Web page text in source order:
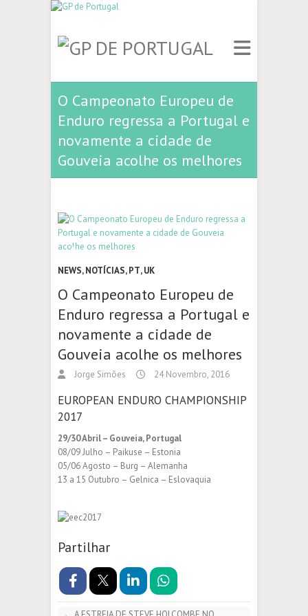
O Campeonato Europeu de
Enduro regressa a Portugal e
novamente a cidade de
Gouveia acolhe os melhores
NEWS,NOTÍCIAS,PT,UK
O Campeonato Europeu de
Enduro regressa a Portugal e
novamente a cidade de
Gouveia acolhe os melhores
Jorge Simões 24 Novembro, 2016
EUROPEAN ENDURO CHAMPIONSHIP
2017
29/30 Abril – Gouveia, Portugal
08/09 Julho – Paikuse – Estonia
05/06 Agosto – Burg – Alemanha
13 a 15 Outubro – Gelnica – Eslovaquia
Partilhar